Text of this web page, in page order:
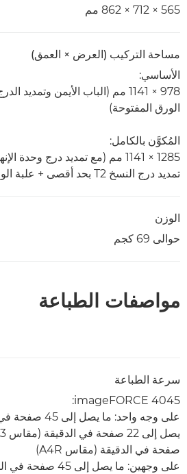
565 × 712 × 862 مم
مساحة التركيب (العرض × العمق)
الأساسي:
978 × 1141 مم (الباب الأيمن
الورق المفتوحة)
المُكوَّن بالكامل:
1285 × 1141 مم (مع تمديد درج
تمديد درج النسخ T2 بحد أقصى + علبة الورق مفتوحة)
الوزن
حوالى 69 كجم
مواصفات الطباعة
سرعة الطباعة
imageFORCE 4045:
صفحة في الدقيقة (مقاس A4R)